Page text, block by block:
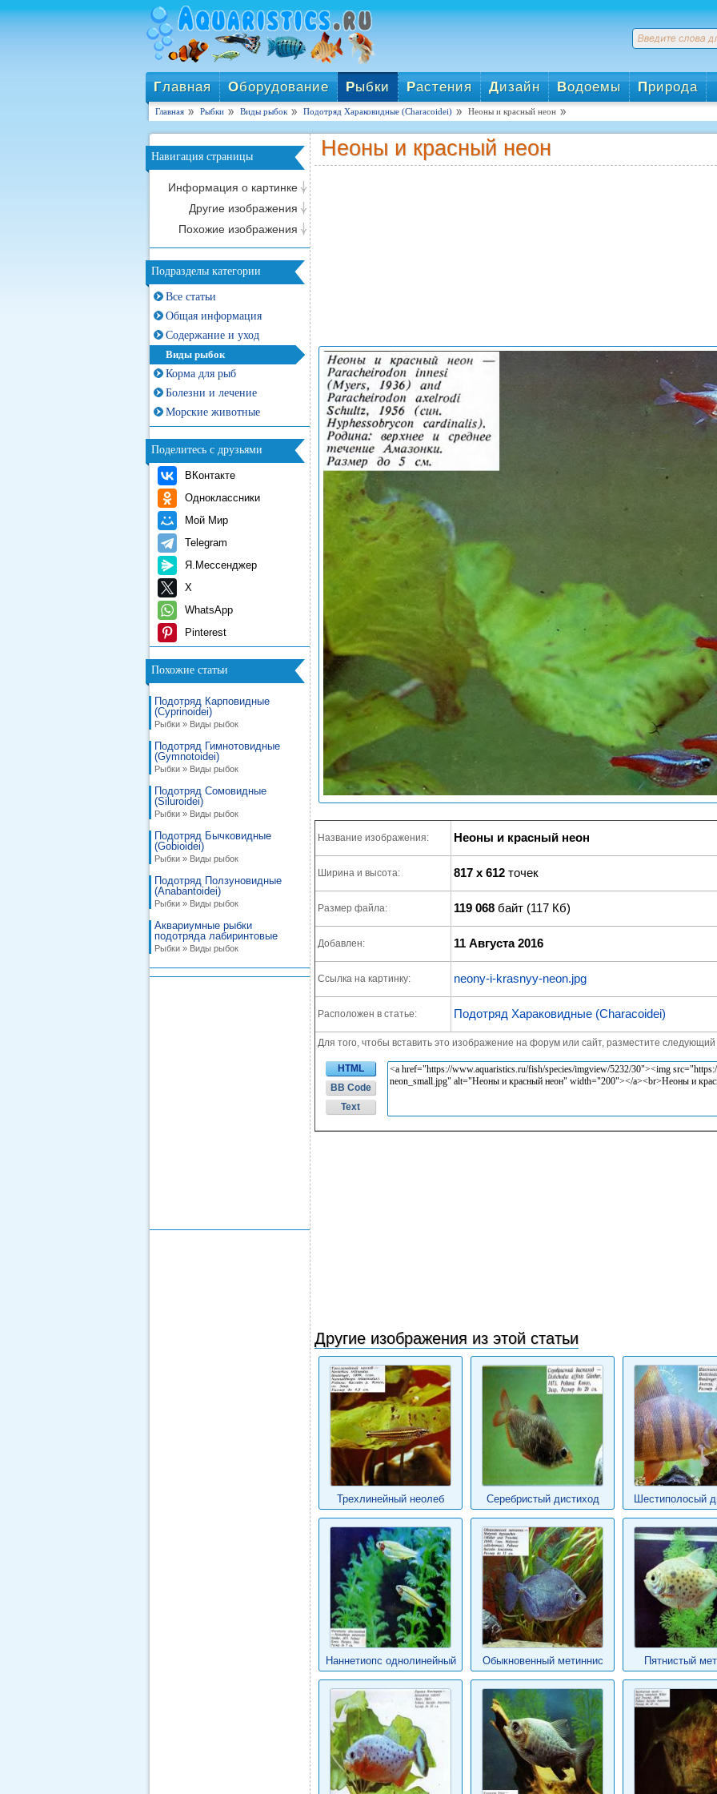
Главная Оборудование Рыбки Растения Дизайн Водоемы Природа
Главная Рыбки Виды рыбок Подотряд Хараковидные (Characoidei) Неоны и красный неон
Навигация страницы
Информация о картинке
Другие изображения
Похожие изображения
Подразделы категории
Все статьи
Общая информация
Содержание и уход
Виды рыбок
Корма для рыб
Болезни и лечение
Морские животные
Поделитесь с друзьями
ВКонтакте
Одноклассники
Мой Мир
Telegram
Я.Мессенджер
X
WhatsApp
Pinterest
Похожие статьи
Подотряд Карповидные
(Cyprinoidei)
Рыбки » Виды рыбок
Подотряд Гимнотовидные
(Gymnotoidei)
Рыбки » Виды рыбок
Подотряд Сомовидные
(Siluroidei)
Рыбки » Виды рыбок
Подотряд Бычковидные
(Gobioidei)
Рыбки » Виды рыбок
Подотряд Ползуновидные
(Anabantoidei)
Рыбки » Виды рыбок
Аквариумные рыбки
подотряда лабиринтовые
Рыбки » Виды рыбок
Неоны и красный неон
Название изображения: Неоны и красный неон
Ширина и высота: 817 x 612 точек
Размер файла: 119 068 байт (117 Кб)
Добавлен: 11 Августа 2016
Ссылка на картинку: neony-i-krasnyy-neon.jpg
Расположен в статье: Подотряд Хараковидные (Characoidei)
Для того, чтобы вставить это изображение на форум или сайт, разместите следующий
HTML
BB Code
Text
Другие изображения из этой статьи
Трехлинейный неолеб Серебристый дистиход Шестиполосый
Наннетиопс однолинейный Обыкновенный метиннис Пятнистый